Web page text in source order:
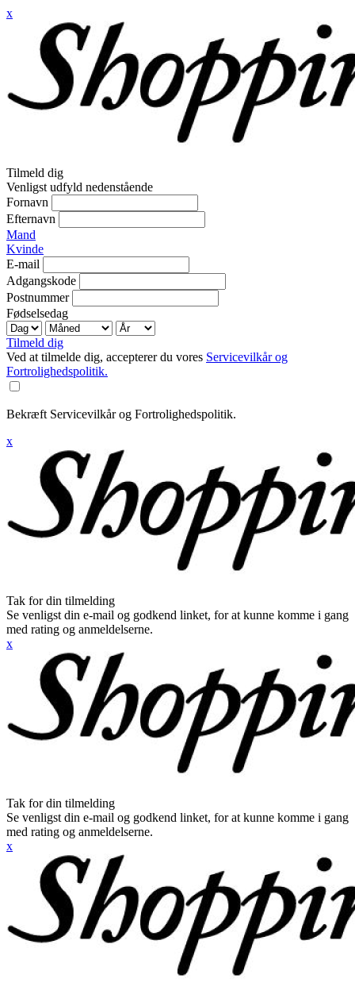
x
Tilmeld dig
Venligst udfyld nedenstående
Fornavn
Efternavn
Mand
Kvinde
E-mail
Adgangskode
Postnummer
Fødselsedag
Tilmeld dig
Ved at tilmelde dig, accepterer du vores Servicevilkår og
Fortrolighedspolitik.
Bekræft Servicevilkår og Fortrolighedspolitik.
x
Tak for din tilmelding
Se venligst din e-mail og godkend linket, for at kunne komme i gang
med rating og anmeldelserne.
x
Tak for din tilmelding
Se venligst din e-mail og godkend linket, for at kunne komme i gang
med rating og anmeldelserne.
x